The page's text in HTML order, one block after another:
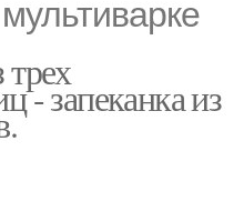
трех
- запеканка из